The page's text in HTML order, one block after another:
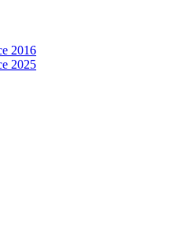
2016
2025